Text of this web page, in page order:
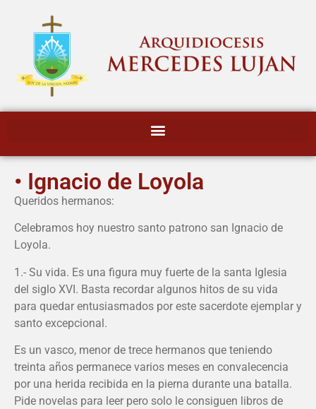
• Ignacio de Loyola
Queridos hermanos:
Celebramos hoy nuestro santo patrono san Ignacio de
Loyola.
1.- Su vida. Es una figura muy fuerte de la santa Iglesia
del siglo XVI. Basta recordar algunos hitos de su vida
para quedar entusiasmados por este sacerdote ejemplar y
santo excepcional.
Es un vasco, menor de trece hermanos que teniendo
treinta años permanece varios meses en convalecencia
por una herida recibida en la pierna durante una batalla.
Pide novelas para leer pero solo le consiguen libros de